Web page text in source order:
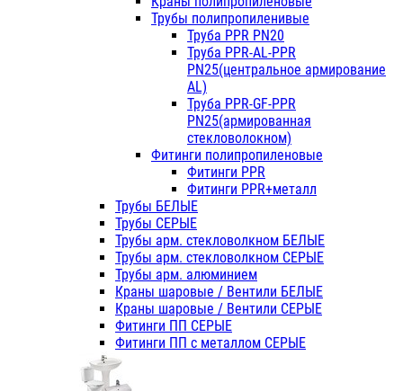
Трубы полипропиленивые
Труба PPR PN20
Труба PPR-AL-PPR
PN25(центральное армирование
AL)
Труба PPR-GF-PPR
PN25(армированная
стекловолокном)
Фитинги полипропиленовые
Фитинги PPR
Фитинги PPR+металл
Трубы БЕЛЫЕ
Трубы СЕРЫЕ
Трубы арм. стекловолкном БЕЛЫЕ
Трубы арм. стекловолкном СЕРЫЕ
Трубы арм. алюминием
Краны шаровые / Вентили БЕЛЫЕ
Краны шаровые / Вентили СЕРЫЕ
Фитинги ПП СЕРЫЕ
Фитинги ПП с металлом СЕРЫЕ